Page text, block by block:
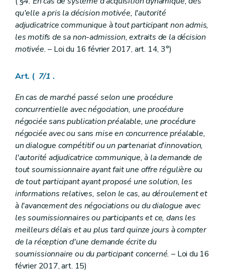
qu'elle a pris la décision motivée, l'autorité
adjudicatrice communique à tout participant non admis,
les motifs de sa non-admission, extraits de la décision
motivée.– Loi du 16 février 2017, art. 14, 3°)
Art. ( 7/1 .
En cas de marché passé selon une procédure
concurrentielle avec négociation, une procédure
négociée sans publication préalable, une procédure
négociée avec ou sans mise en concurrence préalable,
un dialogue compétitif ou un partenariat d'innovation,
l'autorité adjudicatrice communique, à la demande de
tout soumissionnaire ayant fait une offre régulière ou
de tout participant ayant proposé une solution, les
informations relatives, selon le cas, au déroulement et
à l'avancement des négociations ou du dialogue avec
les soumissionnaires ou participants et ce, dans les
meilleurs délais et au plus tard quinze jours à compter
de la réception d'une demande écrite du
soumissionnaire ou du participant concerné. – Loi du 16
février 2017, art. 15)